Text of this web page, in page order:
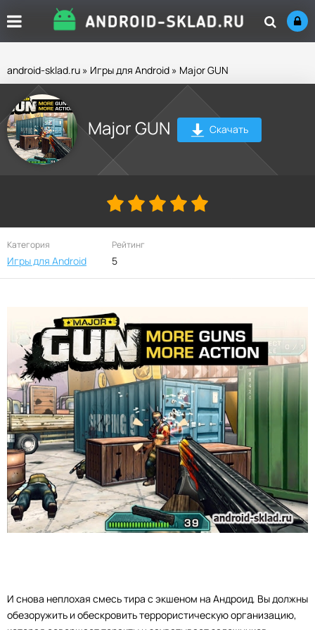
android-sklad.ru » Игры для Android » Major GUN
Major GUN Скачать
Категория
Игры для Android
Рейтинг
5
И снова неплохая смесь тира с экшеном на Андроид. Вы должны
обезоружить и обескровить террористическую организацию,